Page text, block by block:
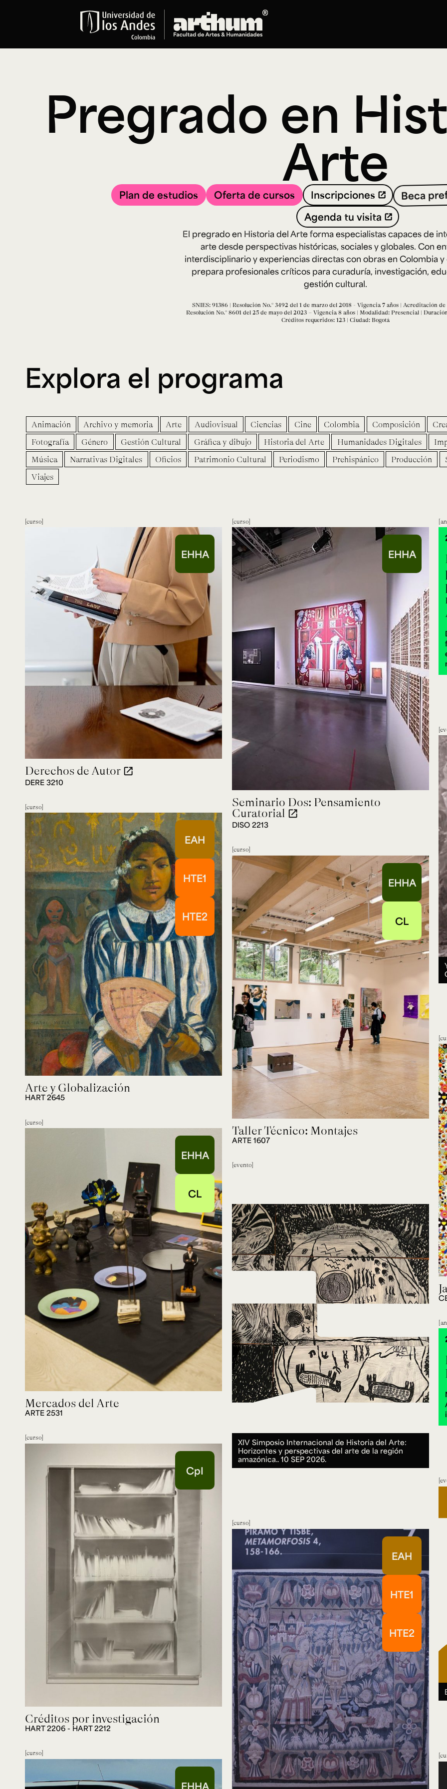
Historia del Arte
Literatura
Narrativas Digitales
Cursos libres y de extensión
Maestría en Artes Plásticas, Electrónicas y
Maestría en Estudios Clásicos
Maestría en Historia del Arte
Maestría en Humanidades Digitales
Maestría en Literatura
Maestría en Música
Maestría en Patrimonio Cultural
Maestría en Periodismo
Oferta de cursos
Universidad de los Andes | Vigilada Mineducación. Reconocimiento como universidad: Decreto 1297 del 30 de mayo de 1964. Reconocimiento
Arte e
Literatura y
Narrativas Digitales
Pregrado en
Arte
Plan de estudios Oferta de cursos Inscripciones
Beca
Agenda tu visita
El pregrado en Historia del Arte forma especialistas capaces de
arte desde perspectivas históricas, sociales y globales. Con
interdisciplinario y experiencias directas con obras en Colombia y
prepara profesionales críticos para curaduría, investigación,
gestión cultural.
SNIES: 91386 | Resolución No.° 3492 del 1 de marzo del 2018 - Vigencia 7 años | Acreditación
Resolución No.° 8601 del 25 de mayo del 2023 – Vigencia 8 años | Modalidad: Presencial |
Créditos requeridos: 123 | Ciudad: Bogotá
Explora el programa
Animación Archivo y memoria Arte Audiovisual Ciencias Cine Colombia Composición
Fotografía
Género Gestión Cultural Gráfica y dibujo Historia del Arte Humanidades Digitales
Música
Narrativas Digitales Oficios Patrimonio Cultural Periodismo Prehispánico Producción
Viajes
curso
EHHA
Derechos de Autor open_in_new
DERE 3210
curso
EHHA
Seminario Dos: Pensamiento
Curatorial open_in_new
DISO 2213
curso
EAH
HTE1
HTE2
Arte y Globalización
HART 2645
curso
EHHA
CL
Taller Técnico: Montajes
ARTE 1607
curso
EHHA
CL
Mercados del Arte
ARTE 2531
evento
XIV Simposio Internacional de Historia del Arte:
Horizontes y perspectivas del arte de la región
amazónica.. 10 SEP 2026.
curso
CpI
Créditos por investigación
HART 2206 - HART 2212
curso
EAH
HTE1
HTE2
curso
EHHA